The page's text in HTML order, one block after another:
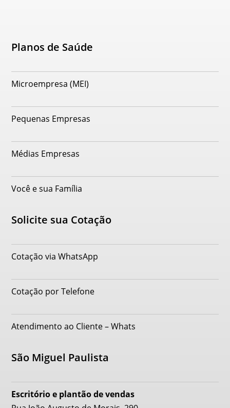
Planos de Saúde
Microempresa (MEI)
Pequenas Empresas
Médias Empresas
Você e sua Família
Solicite sua Cotação
Cotação via WhatsApp
Cotação por Telefone
Atendimento ao Cliente – Whats
São Miguel Paulista
Escritório e plantão de vendas